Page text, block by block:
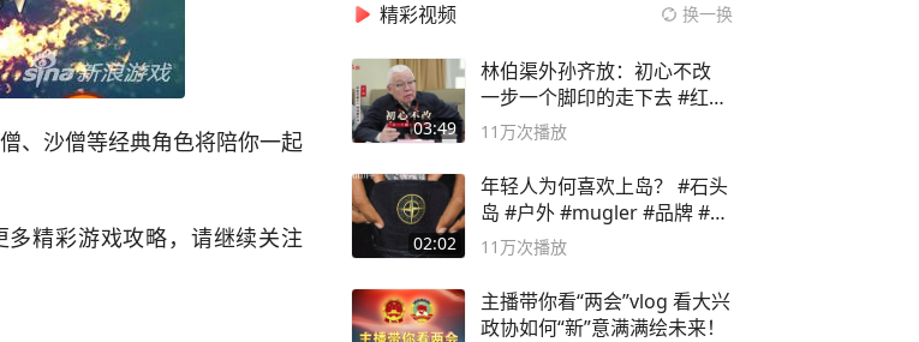
、沙僧等经典角色将陪你一起
精彩游戏攻略，请继续关注
精彩视频 换一换
03:49
林伯渠外孙齐放：初心不改
一步一个脚印的走下去 #红船
论坛
11万次播放
02:02
年轻人为何喜欢上岛？ #石头
岛 #户外 #mugler #品牌 #足
球流氓
11万次播放
主播带你看“两会”vlog 看大兴
政协如何“新”意满满绘未来！